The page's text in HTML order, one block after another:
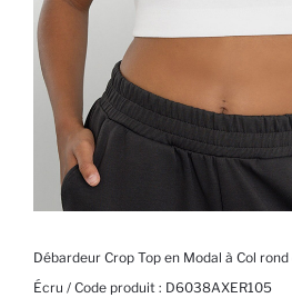
Débardeur Crop Top en Modal à Col
Écru / Code produit : D6038AXER105